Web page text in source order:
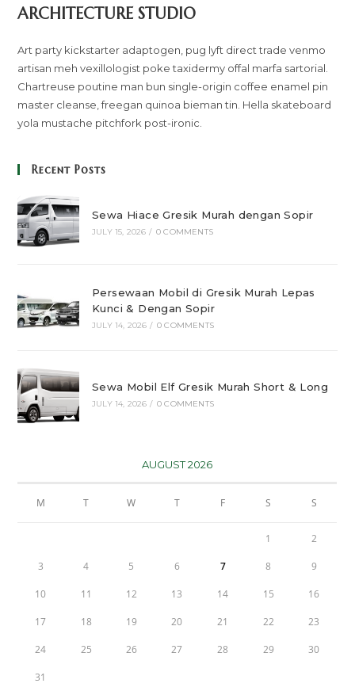
ARCHITECTURE STUDIO
Art party kickstarter adaptogen, pug lyft direct trade venmo
artisan meh vexillologist poke taxidermy offal marfa sartorial.
Chartreuse poutine man bun single-origin coffee enamel pin
master cleanse, freegan quinoa bieman tin. Hella skateboard
yola mustache pitchfork post-ironic.
Recent Posts
Sewa Hiace Gresik Murah dengan Sopir
JULY 15, 2026 / 0 COMMENTS
Persewaan Mobil di Gresik Murah Lepas
Kunci & Dengan Sopir
JULY 14, 2026 / 0 COMMENTS
Sewa Mobil Elf Gresik Murah Short & Long
JULY 14, 2026 / 0 COMMENTS
AUGUST 2026
M T W T F S S
1 2
3 4 5 6 7 8 9
10 11 12 13 14 15 16
17 18 19 20 21 22 23
24 25 26 27 28 29 30
31